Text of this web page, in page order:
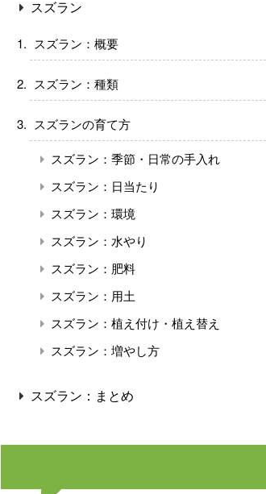
スズラン
スズラン：概要
スズラン：種類
スズランの育て方
スズラン：季節・日常の手入れ
スズラン：日当たり
スズラン：環境
スズラン：水やり
スズラン：肥料
スズラン：用土
スズラン：植え付け・植え替え
スズラン：増やし方
スズラン：まとめ